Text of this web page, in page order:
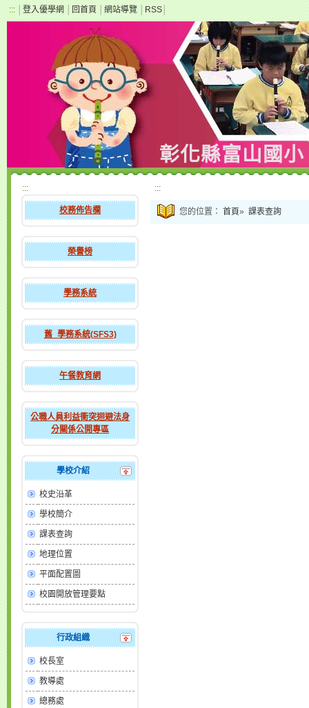
::: 登入優學網 回首頁 網站導覽 RSS
彰化縣富山國小
:::
校務佈告欄
榮譽榜
學務系統
舊_學務系統(SFS3)
午餐教育網
公職人員利益衝突迴避法身
分關係公開專區
學校介紹
校史沿革
學校簡介
課表查詢
地理位置
平面配置圖
校園開放管理要點
行政組織
校長室
教導處
總務處
:::
您的位置： 首頁» 課表查詢